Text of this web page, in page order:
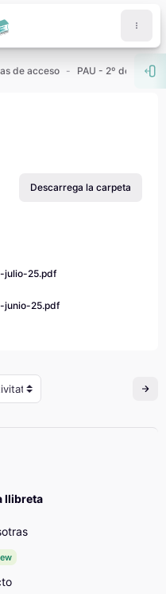
de acceso PAU - 2º de
Descarrega la carpeta
julio-25.pdf
junio-25.pdf
llibreta